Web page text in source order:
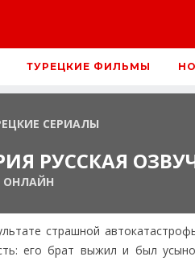
ТУРЕЦКИЕ ФИЛЬМЫ
СЕРИАЛЫ
РУССКАЯ
ОНЛАЙН
страшной
его брат выжил и был